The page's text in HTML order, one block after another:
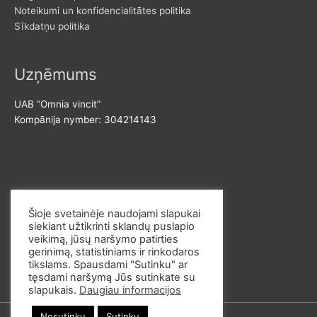
Noteikumi un konfidencialitātes politika
Sīkdatņu politika
Uzņēmums
UAB “Omnia vincit”
Kompānija nymber: 304214143
E-pasts: info@omvi.lt
Telefona numurs: +37062033145
Šioje svetainėje naudojami slapukai
siekiant užtikrinti sklandų puslapio
veikimą, jūsų naršymo patirties
gerinimą, statistiniams ir rinkodaros
tikslams. Spausdami "Sutinku" ar
tęsdami naršymą Jūs sutinkate su
slapukais. Daugiau informacijos